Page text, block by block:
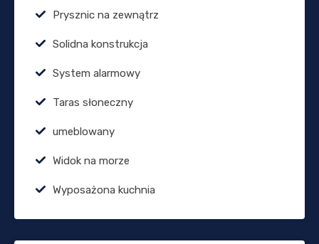
Prysznic na zewnątrz
Solidna konstrukcja
System alarmowy
Taras słoneczny
umeblowany
Widok na morze
Wyposażona kuchnia